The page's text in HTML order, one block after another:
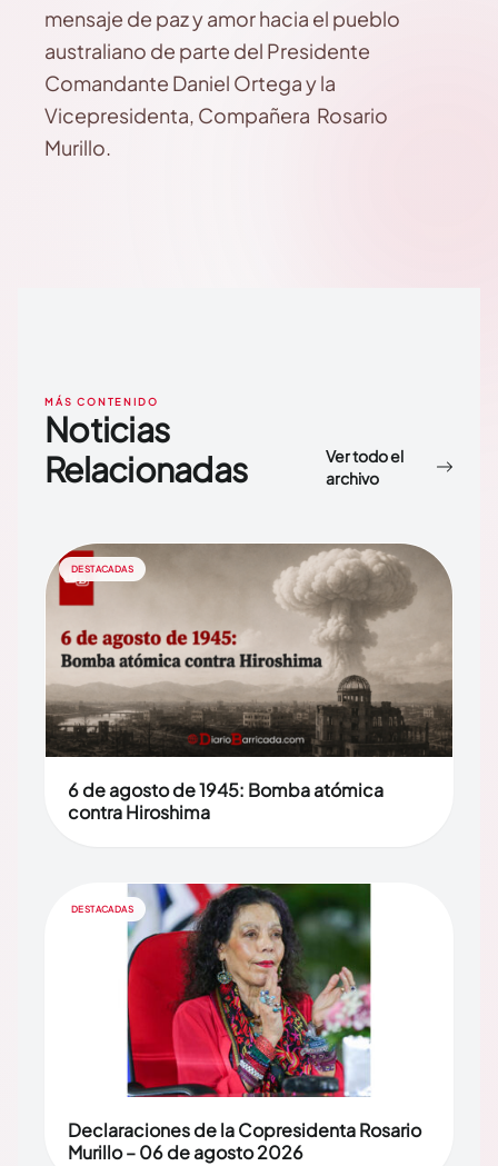
mensaje de paz y amor hacia el pueblo
australiano de parte del Presidente
Comandante Daniel Ortega y la
Vicepresidenta, Compañera Rosario
Murillo.
MÁS CONTENIDO
Noticias
Relacionadas
Ver todo el
archivo
DESTACADAS
6 de agosto de 1945: Bomba atómica
contra Hiroshima
DESTACADAS
Declaraciones de la Copresidenta Rosario
Murillo – 06 de agosto 2026